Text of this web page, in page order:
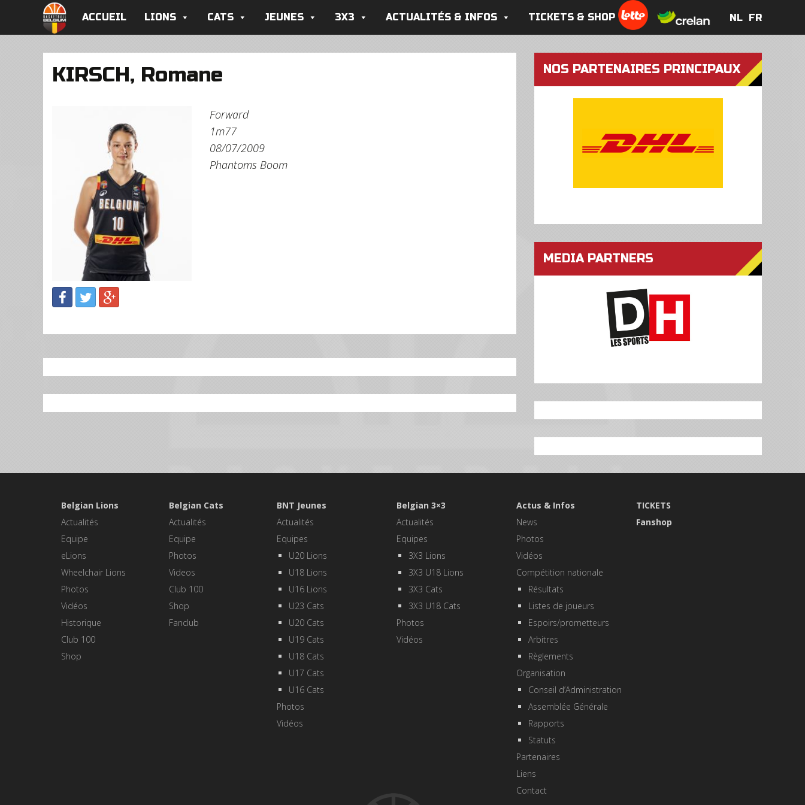
ACCUEIL LIONS CATS JEUNES 3X3 ACTUALITÉS & INFOS TICKETS & SHOP NL FR
KIRSCH, Romane
Forward
1m77
08/07/2009
Phantoms Boom
NOS PARTENAIRES PRINCIPAUX
MEDIA PARTNERS
Belgian Lions
Actualités
Equipe
eLions
Wheelchair Lions
Photos
Vidéos
Historique
Club 100
Shop
Belgian Cats
Actualités
Equipe
Photos
Videos
Club 100
Shop
Fanclub
BNT Jeunes
Actualités
Equipes
U20 Lions
U18 Lions
U16 Lions
U23 Cats
U20 Cats
U19 Cats
U18 Cats
U17 Cats
U16 Cats
Photos
Vidéos
Belgian 3×3
Actualités
Equipes
3X3 Lions
3X3 U18 Lions
3X3 Cats
3X3 U18 Cats
Photos
Vidéos
Actus & Infos
News
Photos
Vidéos
Compétition nationale
Résultats
Listes de joueurs
Espoirs/prometteurs
Arbitres
Règlements
Organisation
Conseil d’Administration
Assemblée Générale
Rapports
Statuts
Partenaires
Liens
Contact
TICKETS
Fanshop
NL